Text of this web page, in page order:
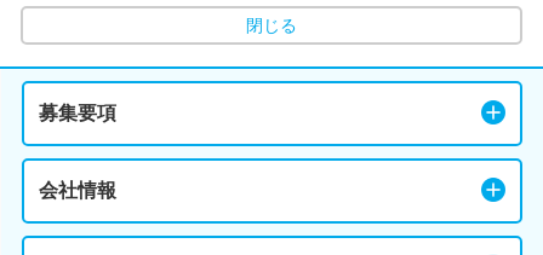
閉じる
募集要項
会社情報